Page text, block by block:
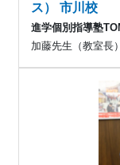
ス） 市川校
進学個別指導塾
加藤先生（教室長）